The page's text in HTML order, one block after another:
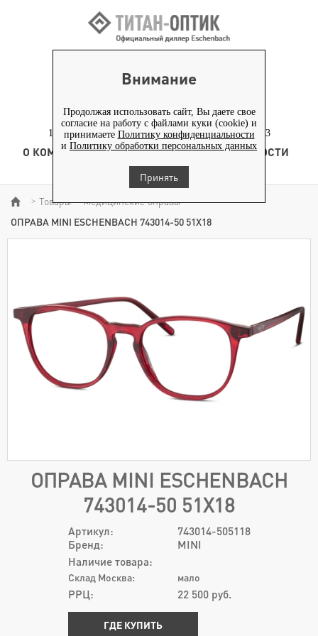
Внимание
Продолжая использовать сайт, Вы даете свое
согласие на работу с файлами куки (cookie) и
принимаете Политику конфиденциальности
и Политику обработки персональных данных
Принять
+7 (495) 653-82-70
117186, г. Москва, Севастопольский проспект, д. 23
О КОМПАНИИ ТОВАРЫ ТЕХНОЛОГИЯ
НОВОСТИ
КОНТЕНТ
> Товары > Медицинские оправы >
ОПРАВА MINI ESCHENBACH 743014-50 51Х18
ОПРАВА MINI ESCHENBACH
743014-50 51Х18
Артикул:
743014-505118
Бренд:
MINI
Наличие товара:
Склад Москва: мало
РРЦ: 22 500 руб.
ГДЕ КУПИТЬ